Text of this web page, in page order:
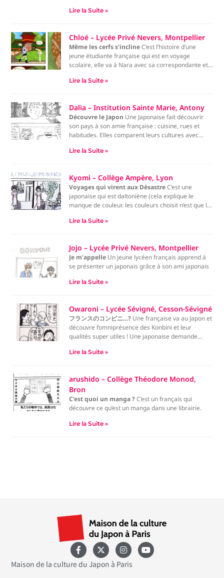
coiffer sa fille. Or, la mère de Rebecca a mal
bien que « coiffer », elle a cru qu’il lui fallait faire
fondre les cheveux de sa fille. Rebecca est ainsi
devenue chauve…
Lire la Suite »
Chloé – Lycée Privé Nevers, Montpellier
Même les cerfs s’inclineC’est l’histoire d’une
jeune étudiante française qui est en voyage
scolaire, elle va à Nara avec sa correspondante et
japonaise s’écarte et lui dit ici on s’incline. Puis
faire la même chose et elle réussi puis fini par
donner un biscuit au cerf.
Lire la Suite »
Dalia – Institution Sainte Marie, Antony
Découvre le Japon Une Japonaise fait découvrir
son pays à son amie française : cuisine, rues et
habitudes. Elles comparent leurs cultures avec
à une amie japonaise, mais on lui rappelle qu’au
Lire la Suite »
Kyomi – Collège Ampère, Lyon
Voyages qui virent aux DésastreC’est une
japonaise qui est daltoniène (cela explique le
manque de couleur. les couleurs choisit n’est que la
monde) qui va en France à Paris en tant que
sent une odeur désagréable et elle voit pleins de
déchets dans le métro et à un moment elle
remarque un rat elle a eu peur donc elle recule
mais elle marche malheureusement sur une crotte
.
Lire la Suite »
Jojo – Lycée Privé Nevers, Montpellier
Je m’appelle Un jeune lycéen français apprend à
se présenter un japonais grâce à son ami japonais
Lire la Suite »
Owaroni – Lycée Sévigné, Cesson-Sévigné
フランスのコンビニ…? Une française va au Japon et
découvre l’omniprésence des Konbini et leur
qualités super utiles ! Une japonaise demande
français ne peut qu’alors penser à Carrefour ! Mais
dans le cadre de l’échange Colibris, où j’ai pu
découvrir la magie d’un repas 7/11 !
Lire la Suite »
arushido – Collège Théodore Monod,
Bron
C’est quoi un manga ?C’est un français qui
découvre ce qu’est un manga dans une librairie.
Lire la Suite »
Maison de la culture du Japon à Paris